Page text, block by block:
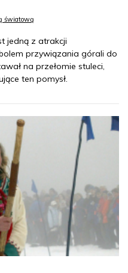
światową
jedną z atrakcji
przywiązania górali do
na przełomie stuleci,
ten pomysł.